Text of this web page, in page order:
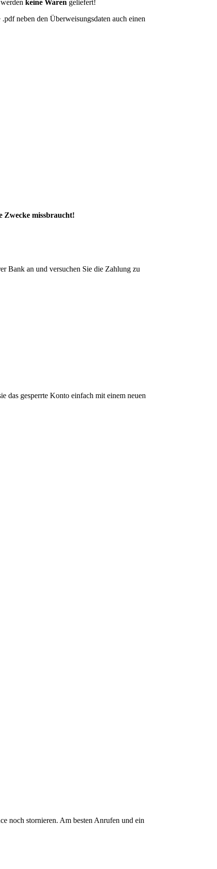
keine Waren geliefert!
neben den Überweisungsdaten auch einen
Zwecke missbraucht!
Bank an und versuchen Sie die Zahlung zu
das gesperrte Konto einfach mit einem neuen
noch stornieren. Am besten Anrufen und ein